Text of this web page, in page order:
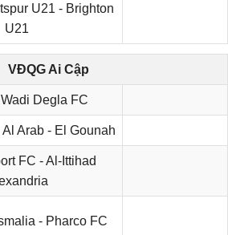
U21 - Brighton
U21
VĐQG Ai Cập
Degla FC
Arab - El Gounah
FC - Al-Ittihad
- Pharco FC